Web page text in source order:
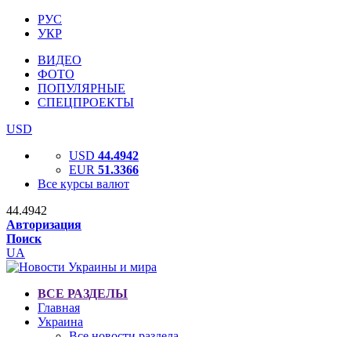
РУС
УКР
ВИДЕО
ФОТО
ПОПУЛЯРНЫЕ
СПЕЦПРОЕКТЫ
USD
USD 44.4942
EUR 51.3366
Все курсы валют
44.4942
Авторизация
Поиск
UA
ВСЕ РАЗДЕЛЫ
Главная
Украина